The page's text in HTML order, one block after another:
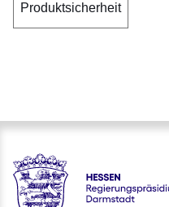
Produktsicherheit